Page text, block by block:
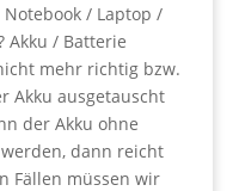
/ Laptop /
Akku / Batterie
mehr richtig bzw.
Akku ausgetauscht
der Akku ohne
dann reicht
Fällen müssen wir